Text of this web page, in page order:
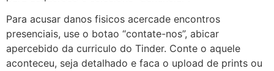
Para acusar danos fisicos acercade encontros
presenciais, use o botao “contate-nos”, abicar
apercebido da curriculo do Tinder. Conte o aquele
aconteceu, seja detalhado e faca o upload de prints ou